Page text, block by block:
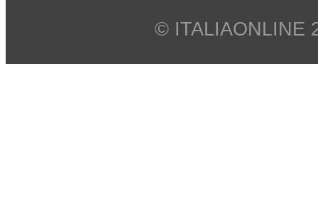
© ITALIAONLINE